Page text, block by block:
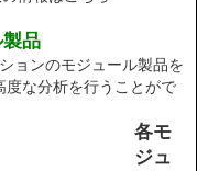
品
ョンのモジュール製品を
な分析を行うことがで
各モ
ジュ